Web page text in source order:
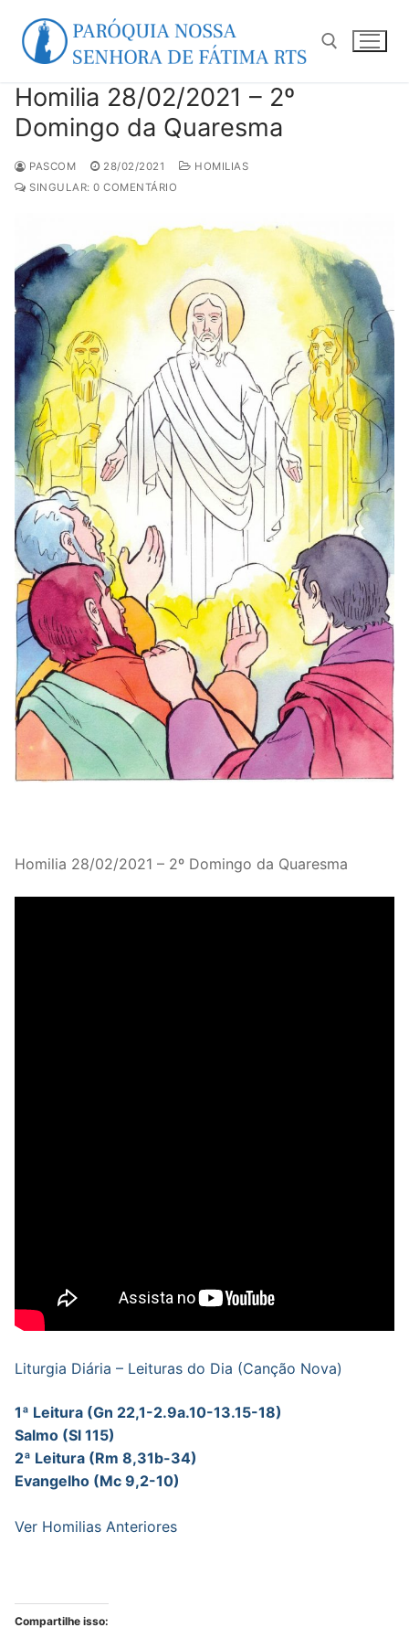
para
Pesquisar por:
Homilia 28/02/2021 – 2º
Domingo da Quaresma
PASCOM 28/02/2021
HOMILIAS
SINGULAR: 0 COMENTÁRIO
Homilia 28/02/2021 – 2º Domingo da Quaresma
Liturgia Diária – Leituras do Dia (Canção Nova)
1ª Leitura (Gn 22,1-2.9a.10-13.15-18)
Salmo (Sl 115)
2ª Leitura (Rm 8,31b-34)
Evangelho (Mc 9,2-10)
Ver Homilias Anteriores
Compartilhe isso: